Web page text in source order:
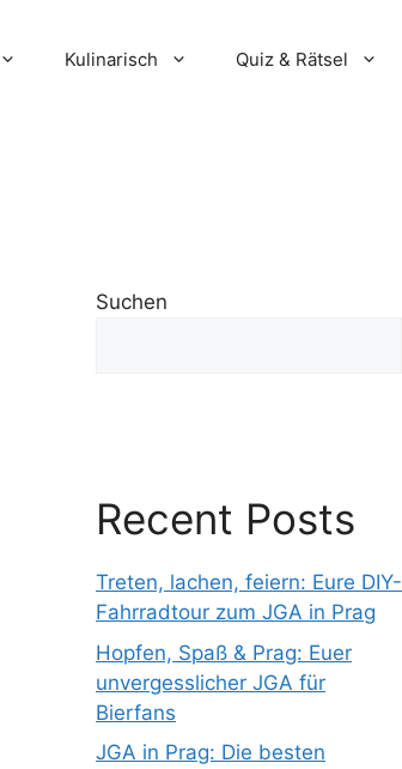
Kulinarisch Quiz & Rätsel
Suchen
Recent Posts
Treten, lachen, feiern: Eure DIY-
Fahrradtour zum JGA in Prag
Hopfen, Spaß & Prag: Euer
unvergesslicher JGA für
Bierfans
JGA in Prag: Die besten